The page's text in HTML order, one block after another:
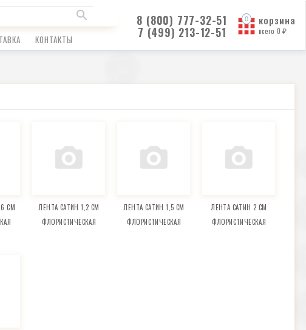
КОНТАКТЫ
8 (800) 777-32-51
7 (499) 213-12-51
корзина
всего 0₽
СМ
ЛЕНТА САТИН 1,2 СМ
ФЛОРИСТИЧЕСКАЯ
ЛЕНТА САТИН 1,5 СМ
ФЛОРИСТИЧЕСКАЯ
ЛЕНТА САТИН 2 СМ
ФЛОРИСТИЧЕСКАЯ